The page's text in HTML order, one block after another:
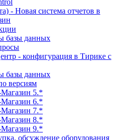
- Новая система отчетов в
базы данных
- конфигурация в Тирике с
базы данных
версиям
5.*
6.*
7.*
8.*
9.*
обсуждение оборудования